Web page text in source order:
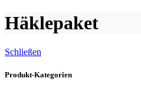
Häklepaket
Schließen
Produkt-Kategorien